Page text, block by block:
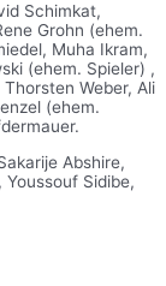
Schimkat,
Grohn (ehem.
Muha Ikram,
(ehem. Spieler) ,
Weber, Ali
(ehem.
Abshire,
Youssouf Sidibe,